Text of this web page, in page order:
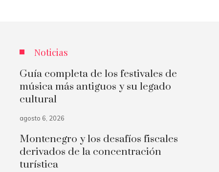
Noticias
Guía completa de los festivales de
música más antiguos y su legado
cultural
agosto 6, 2026
Montenegro y los desafíos fiscales
derivados de la concentración
turística